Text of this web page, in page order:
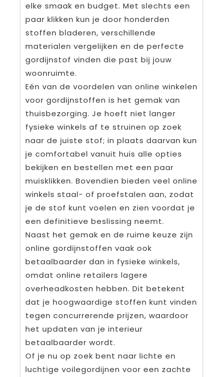
elke smaak en budget. Met slechts een
paar klikken kun je door honderden
stoffen bladeren, verschillende
materialen vergelijken en de perfecte
gordijnstof vinden die past bij jouw
woonruimte.
Eén van de voordelen van online winkelen
voor gordijnstoffen is het gemak van
thuisbezorging. Je hoeft niet langer
fysieke winkels af te struinen op zoek
naar de juiste stof; in plaats daarvan kun
je comfortabel vanuit huis alle opties
bekijken en bestellen met een paar
muisklikken. Bovendien bieden veel online
winkels staal- of proefstalen aan, zodat
je de stof kunt voelen en zien voordat je
een definitieve beslissing neemt.
Naast het gemak en de ruime keuze zijn
online gordijnstoffen vaak ook
betaalbaarder dan in fysieke winkels,
omdat online retailers lagere
overheadkosten hebben. Dit betekent
dat je hoogwaardige stoffen kunt vinden
tegen concurrerende prijzen, waardoor
het updaten van je interieur
betaalbaarder wordt.
Of je nu op zoek bent naar lichte en
luchtige voilegordijnen voor een zachte